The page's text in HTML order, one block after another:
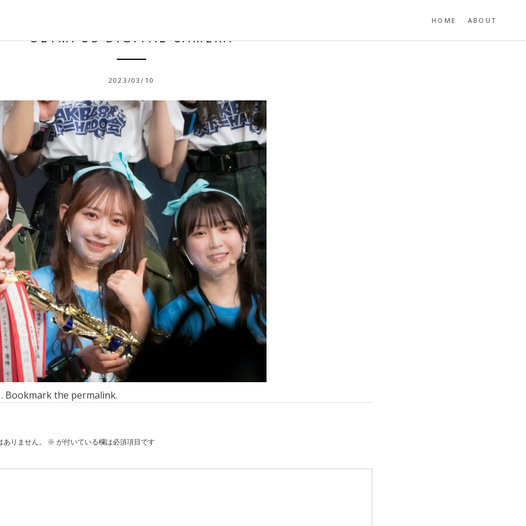
HOME ABOUT
OLYMPUS DIGITAL CAMERA
2023/03/10
Bookmark the permalink.
りません。
※ が付いている欄は必須項目です